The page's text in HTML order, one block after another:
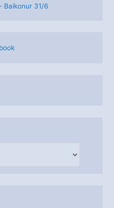
Baikonur 31/6